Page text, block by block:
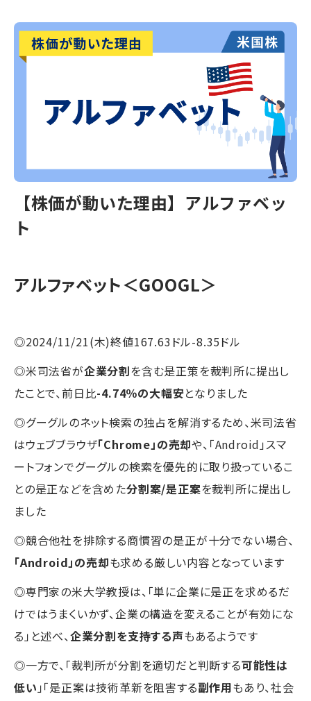
【株価が動いた理由】アルファベッ
ト
アルファベット＜GOOGL＞
◎2024/11/21(木)終値167.63ドル-8.35ドル
◎米司法省が企業分割を含む是正策を裁判所に提出し
たことで、前日比-4.74％の大幅安となりました
◎グーグルのネット検索の独占を解消するため、米司法省
はウェブブラウザ「Chrome」の売却や、「Android」スマ
ートフォンでグーグルの検索を優先的に取り扱っているこ
との是正などを含めた分割案/是正案を裁判所に提出し
ました
◎競合他社を排除する商慣習の是正が十分でない場合、
「Android」の売却も求める厳しい内容となっています
◎専門家の米大学教授は、「単に企業に是正を求めるだ
けではうまくいかず、企業の構造を変えることが有効にな
る」と述べ、企業分割を支持する声もあるようです
◎一方で、「裁判所が分割を適切だと判断する可能性は
低い 」「是正案は技術革新を阻害する副作用もあり、社会